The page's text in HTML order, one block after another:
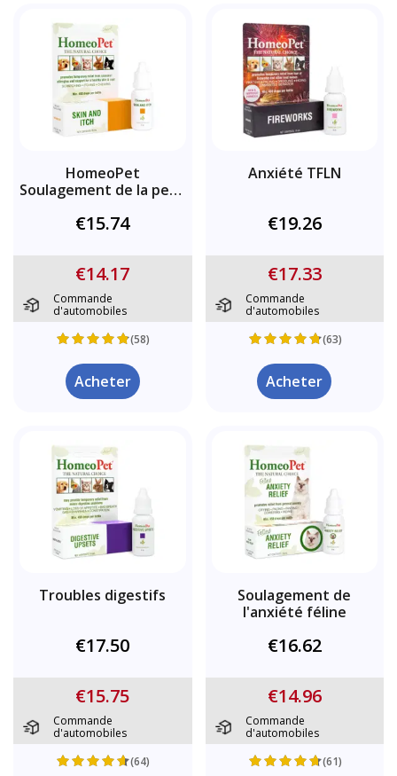
HomeoPet
Soulagement de la peau
€15.74
€14.17
Commande
d'automobiles
(58)
Acheter
Anxiété TFLN
€19.26
€17.33
Commande
d'automobiles
(63)
Acheter
Troubles digestifs
€17.50
€15.75
Commande
d'automobiles
(64)
Soulagement de
l'anxiété féline
€16.62
€14.96
Commande
d'automobiles
(61)